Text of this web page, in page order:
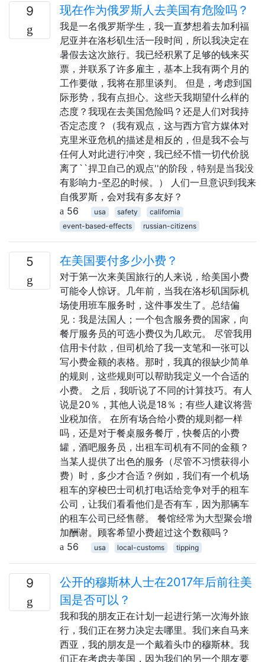
9 现在作为俄罗斯人去美国有危险吗？
我是一名俄罗斯学生，我一直梦想着去加利福
尼亚并在洛杉矶生活一段时间，所以我决定在
暑假去这次旅行。我已经积累了足够的钱来买
票，并联系了许多雇主，基本上我有两个月的
工作要做，我将在那里谈判。 但是，考虑到国
际形势，我有点担心。这些天我期望什么样的
态度？我现在去美国危险吗？还是人们对我持
否定态度？（我有观点，这与西方官方媒体对
克里米亚危机的描述是相反的，但是我不会与
任何人对此进行冲突，我已经不惜一切代价脱
离了``捍卫自己的观点''的阶段，特别是当我没
有影响力-坚忍的时候。） 人们一旦意识到我来
自俄罗斯，会对我有多友好？
56
usa safety
california
event-based-effects
russian-citizens
5 在美国要付多少小费？
对于第一次来美国旅行的人来说，给美国小费
可能令人惊讶。几年前，当我在洛杉矶国际机
场使用班车服务时，这件事发生了。总结偏
见：我是法国人；一个包含服务费的国家，向
餐厅服务员的可选小费仅为几欧元。 尽管我用
信用卡付款，但司机给了我一支笔和一张可以
写小费金额的表格。那时，我真的很缺少简单
的规则，这些规则可以帮助我定义一个合适的
小费。 之后，我听说了不同的计算技巧。有人
说是20％，其他人说是18％；有些人建议将营
业税加倍。 在所有场合给小费的规则都一样
吗，还是对于餐桌服务餐厅，快餐店的小费
罐，酒吧服务员，出租车司机有不同的金额？
当某人提供了出色的服务（尽管不习惯获得小
费）时，多少才合适？例如，我们有一个机场
租车的穿梭巴士司机打电话给竞争对手的租车
公司，让我们看看他们是否有车，因为那辆车
的租车公司已经售罄。 餐馆经常为大型聚会增
加酬谢。顾客希望小费超过这个数额吗？
56
usa local-customs tipping
9
公开的穆斯林人士在2017年后前往美
国是否可以？
我和我的朋友正在计划一起进行第一次海外旅
行，我们正在努力决定去哪里。我们来自马来
西亚，我的朋友是一个戴着头巾的穆斯林。我
们正在考虑去美国，因为我们的另一个朋友要